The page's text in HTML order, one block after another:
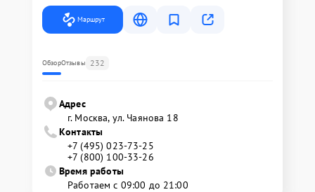
Маршрут
ОбзорОтзывы 232
Адрес
г. Москва, ул. Чаянова 18
Контакты
+7 (495) 023-73-25
+7 (800) 100-33-26
Время работы
Работаем с 09:00 до 21:00